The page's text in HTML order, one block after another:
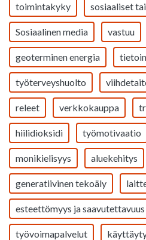
toimintakyky sosiaaliset
Sosiaalinen media vastuu
geoterminen energia
työterveyshuolto
releet verkkokauppa
hiilidioksidi työmotivaatio
monikielisyys aluekehitys
generatiivinen tekoäly
esteettömyys ja saavutettavuus
työvoimapalvelut